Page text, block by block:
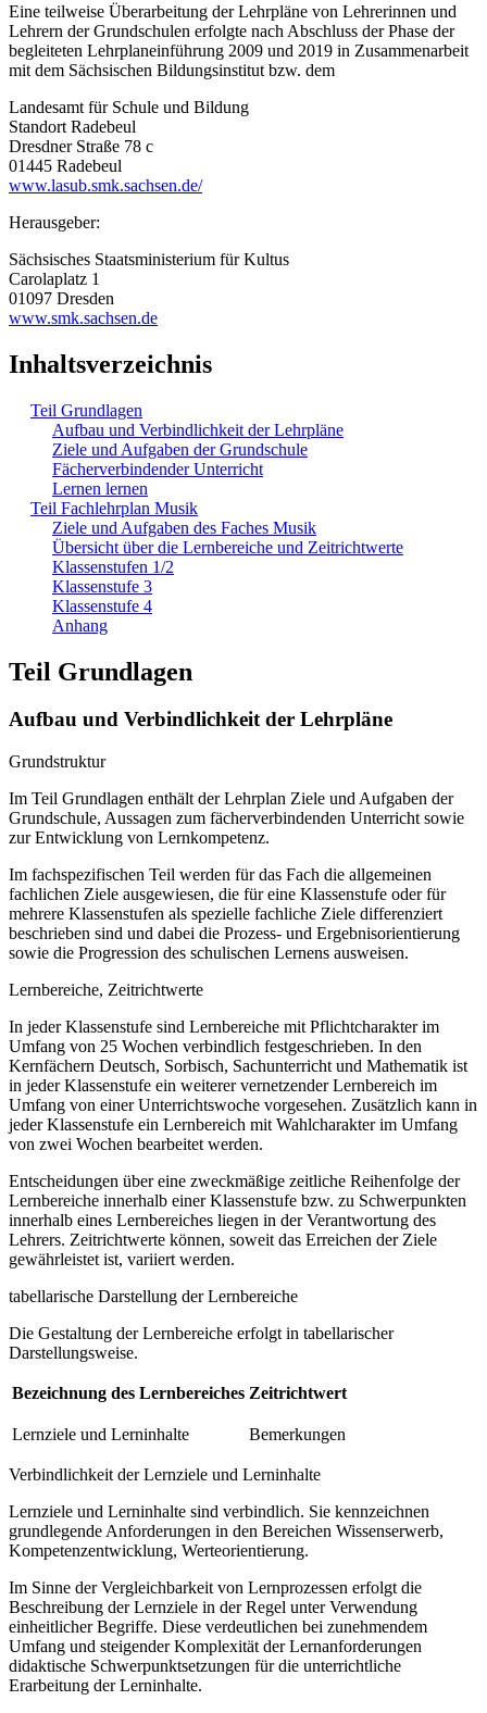
Eine teilweise Überarbeitung der Lehrpläne von Lehrerinnen und
Lehrern der Grundschulen erfolgte nach Abschluss der Phase der
begleiteten Lehrplaneinführung 2009 und 2019 in Zusammenarbeit
mit dem Sächsischen Bildungsinstitut bzw. dem
Landesamt für Schule und Bildung
Standort Radebeul
Dresdner Straße 78 c
01445 Radebeul
www.lasub.smk.sachsen.de/
Herausgeber:
Sächsisches Staatsministerium für Kultus
Carolaplatz 1
01097 Dresden
www.smk.sachsen.de
Inhaltsverzeichnis
Teil Grundlagen
Aufbau und Verbindlichkeit der Lehrpläne
Ziele und Aufgaben der Grundschule
Fächerverbindender Unterricht
Lernen lernen
Teil Fachlehrplan Musik
Ziele und Aufgaben des Faches Musik
Übersicht über die Lernbereiche und Zeitrichtwerte
Klassenstufen 1/2
Klassenstufe 3
Klassenstufe 4
Anhang
Teil Grundlagen
Aufbau und Verbindlichkeit der Lehrpläne
Grundstruktur
Im Teil Grundlagen enthält der Lehrplan Ziele und Aufgaben der
Grundschule, Aussagen zum fächerverbindenden Unterricht sowie
zur Entwicklung von Lernkompetenz.
Im fachspezifischen Teil werden für das Fach die allgemeinen
fachlichen Ziele ausgewiesen, die für eine Klassenstufe oder für
mehrere Klassenstufen als spezielle fachliche Ziele differenziert
beschrieben sind und dabei die Prozess- und Ergebnisorientierung
sowie die Progression des schulischen Lernens ausweisen.
Lernbereiche, Zeitrichtwerte
In jeder Klassenstufe sind Lernbereiche mit Pflichtcharakter im
Umfang von 25 Wochen verbindlich festgeschrieben. In den
Kernfächern Deutsch, Sorbisch, Sachunterricht und Mathematik ist
in jeder Klassenstufe ein weiterer vernetzender Lernbereich im
Umfang von einer Unterrichtswoche vorgesehen. Zusätzlich kann in
jeder Klassenstufe ein Lernbereich mit Wahlcharakter im Umfang
von zwei Wochen bearbeitet werden.
Entscheidungen über eine zweckmäßige zeitliche Reihenfolge der
Lernbereiche innerhalb einer Klassenstufe bzw. zu Schwerpunkten
innerhalb eines Lernbereiches liegen in der Verantwortung des
Lehrers. Zeitrichtwerte können, soweit das Erreichen der Ziele
gewährleistet ist, variiert werden.
tabellarische Darstellung der Lernbereiche
Die Gestaltung der Lernbereiche erfolgt in tabellarischer
Darstellungsweise.
Bezeichnung des Lernbereiches Zeitrichtwert
Lernziele und Lerninhalte Bemerkungen
Verbindlichkeit der Lernziele und Lerninhalte
Lernziele und Lerninhalte sind verbindlich. Sie kennzeichnen
grundlegende Anforderungen in den Bereichen Wissenserwerb,
Kompetenzentwicklung, Werteorientierung.
Im Sinne der Vergleichbarkeit von Lernprozessen erfolgt die
Beschreibung der Lernziele in der Regel unter Verwendung
einheitlicher Begriffe. Diese verdeutlichen bei zunehmendem
Umfang und steigender Komplexität der Lernanforderungen
didaktische Schwerpunktsetzungen für die unterrichtliche
Erarbeitung der Lerninhalte.